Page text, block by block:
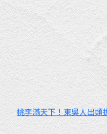
桃李滿天下！東吳人出類